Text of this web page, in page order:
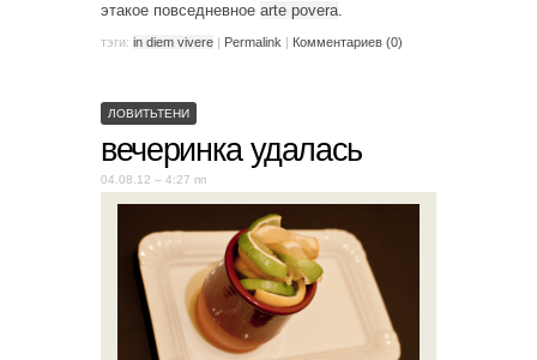
этакое повседневное arte povera.
тэги: in diem vivere | Permalink | Комментариев (0)
ЛОВИТЬТЕНИ
вечеринка удалась
04.08.12 – 4:27 пп